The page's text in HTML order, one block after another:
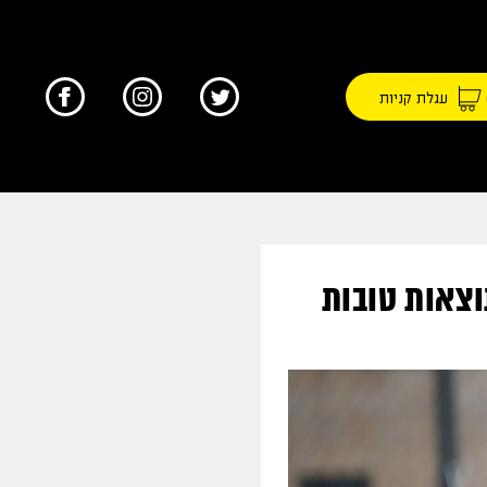
עגלת קניות
טובות